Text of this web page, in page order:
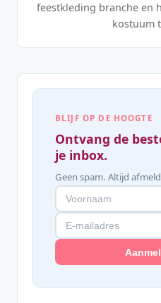
feestkleding branche en
kostuum
BLIJF OP DE HOOGTE
Ontvang de
je inbox.
Geen spam. Altijd